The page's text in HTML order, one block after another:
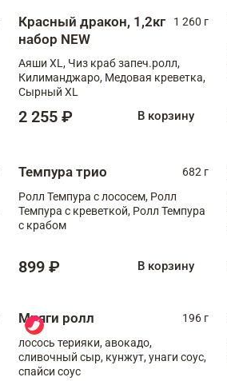
Красный дракон, 1,2кг
набор NEW
1 260 г
Аяши XL, Чиз краб запеч.ролл,
Килиманджаро, Медовая креветка,
Сырный XL
2 255 ₽ В корзину
Темпура трио
682 г
Ролл Темпура с лососем, Ролл
Темпура с креветкой, Ролл Темпура
с крабом
899 ₽ В корзину
Мияги ролл
196 г
лосось терияки, авокадо,
сливочный сыр, кунжут, унаги соус,
спайси соус